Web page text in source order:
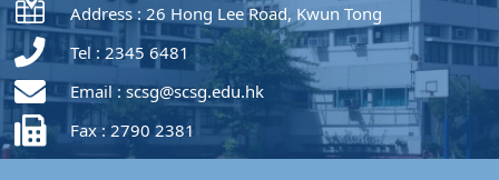
Address : 26 Hong Lee Road, Kwun Tong
Tel : 2345 6481
Email :scsg@scsg.edu.hk
Fax : 2790 2381